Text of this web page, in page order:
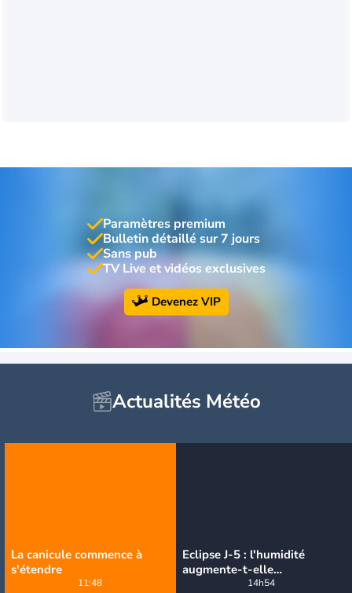
Paramètres premium
Bulletin détaillé sur 7 jours
Sans pub
TV Live et vidéos exclusives
Devenez VIP
Actualités Météo
La canicule commence à
s'étendre
11:48
Eclipse J-5 : l'humidité
augmente-t-elle
brutalement avec la chute
14h54